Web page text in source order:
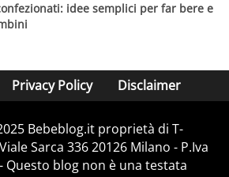
idee semplici per far bere e
Privacy Policy Disclaimer
Bebeblog.it proprietà di T-
Sarca 336 20126 Milano - P.Iva
Questo blog non è una testata